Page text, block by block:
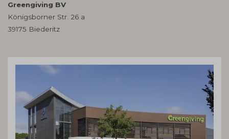
Greengiving BV
Königsborner Str. 26 a
39175 Biederitz